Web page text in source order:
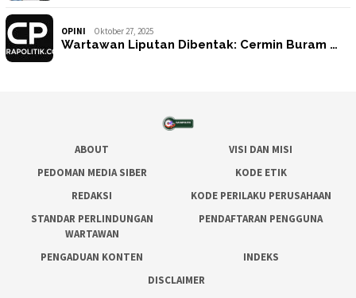
OPINI Oktober 27, 2025
Wartawan Liputan Dibentak: Cermin Buram …
ABOUT
VISI DAN MISI
PEDOMAN MEDIA SIBER
KODE ETIK
REDAKSI
KODE PERILAKU PERUSAHAAN
STANDAR PERLINDUNGAN
WARTAWAN
PENDAFTARAN PENGGUNA
PENGADUAN KONTEN
INDEKS
DISCLAIMER